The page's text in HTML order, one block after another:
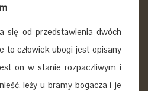
się od przedstawienia dwóch
to człowiek ubogi jest opisany
on w stanie rozpaczliwym i
leży u bramy bogacza i je